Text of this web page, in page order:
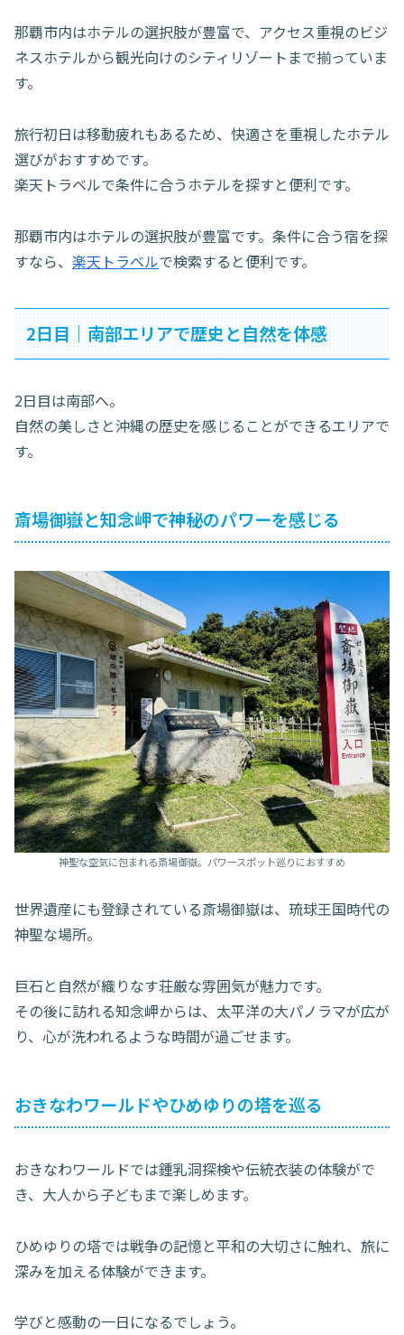
那覇市内はホテルの選択肢が豊富で、アクセス重視のビジ
ネスホテルから観光向けのシティリゾートまで揃っていま
す。
旅行初日は移動疲れもあるため、快適さを重視したホテル
選びがおすすめです。
楽天トラベルで条件に合うホテルを探すと便利です。
那覇市内はホテルの選択肢が豊富です。条件に合う宿を探
すなら、 楽天トラベルで検索すると便利です。
2日目｜南部エリアで歴史と自然を体感
2日目は南部へ。
自然の美しさと沖縄の歴史を感じることができるエリアで
す。
斎場御嶽と知念岬で神秘のパワーを感じる
神聖な空気に包まれる斎場御嶽。パワースポット巡りにおすすめ
世界遺産にも登録されている斎場御嶽は、琉球王国時代の
神聖な場所。
巨石と自然が織りなす荘厳な雰囲気が魅力です。
その後に訪れる知念岬からは、太平洋の大パノラマが広が
り、心が洗われるような時間が過ごせます。
おきなわワールドやひめゆりの塔を巡る
おきなわワールドでは鍾乳洞探検や伝統衣装の体験がで
き、大人から子どもまで楽しめます。
ひめゆりの塔では戦争の記憶と平和の大切さに触れ、旅に
深みを加える体験ができます。
学びと感動の一日になるでしょう。